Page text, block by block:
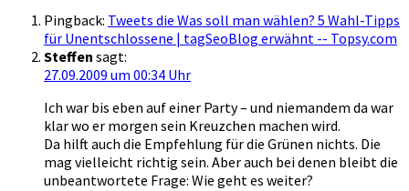
Pingback: Tweets die Was soll man wählen? 5 Wahl-Tipps
für Unentschlossene | tagSeoBlog erwähnt -- Topsy.com
Steffen sagt:
27.09.2009 um 00:34 Uhr
Ich war bis eben auf einer Party – und niemandem da war
klar wo er morgen sein Kreuzchen machen wird.
Da hilft auch die Empfehlung für die Grünen nichts. Die
mag vielleicht richtig sein. Aber auch bei denen bleibt die
unbeantwortete Frage: Wie geht es weiter?